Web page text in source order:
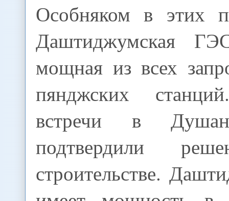
Особняком в этих
Даштиджумская
мощная из всех
пянджских
встречи в
подтвердили
строительстве.